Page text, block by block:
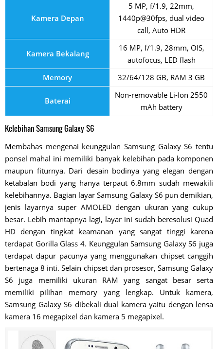
Kamera Depan
5 MP, f/1.9, 22mm,
1440p@30fps, dual video
call, Auto HDR
Kamera Bekalang
16 MP, f/1.9, 28mm, OIS,
autofocus, LED flash
Memory
32/64/128 GB, RAM 3 GB
Baterai
Non-removable Li-Ion 2550
mAh battery
Kelebihan Samsung Galaxy S6
Membahas mengenai keunggulan Samsung Galaxy S6 tentu
ponsel mahal ini memiliki banyak kelebihan pada komponen
maupun fiturnya. Dari desain bodinya yang elegan dengan
ketabalan bodi yang hanya terpaut 6.8mm sudah mewakili
kelebihannya. Bagian layar Samsung Galaxy S6 pun demikian,
jenis layarnya super AMOLED dengan ukuran yang cukup
besar. Lebih mantapnya lagi, layar ini sudah beresolusi Quad
HD dengan tingkat keamanan yang sangat tinggi karena
terdapat Gorilla Glass 4. Keunggulan Samsung Galaxy S6 juga
terdapat dapur pacunya yang menggunakan chipset canggih
bertenaga 8 inti. Selain chipset dan prosesor, Samsung Galaxy
S6 juga memiliki ukuran RAM yang sangat besar serta
memiliki pilihan memory yang lengkap. Untuk kamera,
Samsung Galaxy S6 dibekali dual kamera yaitu dengan lensa
kamera 16 megapixel dan kamera 5 megapixel.